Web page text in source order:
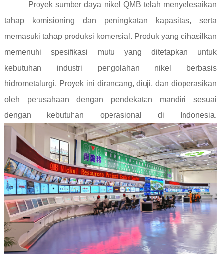
Proyek sumber daya nikel QMB telah menyelesaikan
tahap komisioning dan peningkatan kapasitas, serta
memasuki tahap produksi komersial. Produk yang dihasilkan
memenuhi spesifikasi mutu yang ditetapkan untuk
kebutuhan industri pengolahan nikel berbasis
hidrometalurgi. Proyek ini dirancang, diuji, dan dioperasikan
oleh perusahaan dengan pendekatan mandiri sesuai
dengan kebutuhan operasional di Indonesia.